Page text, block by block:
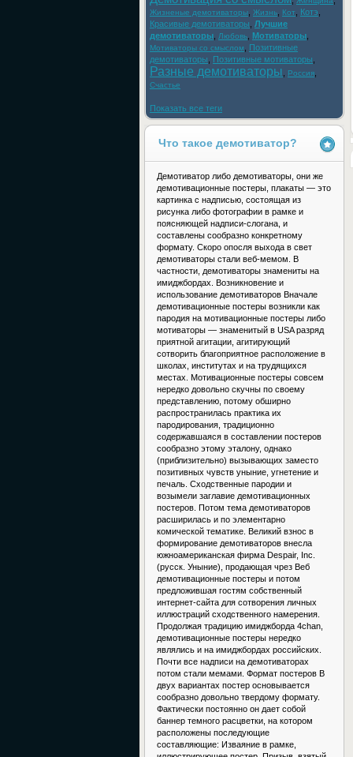
Жизненые демотиваторы Жизнь Кот Котэ
Красивые демотиваторы Лучшие
демотиваторы
Любовь Мотиваторы
Мотиваторы со смыслом
Позитивные
демотиваторы
Позитивные мотиваторы
Разные демотиваторы Россия
Счастье
Показать все теги
Что такое демотиватор?
Демотиватор либо демотиваторы, они же
демотивационные постеры, плакаты — это
картинка с надписью, состоящая из
рисунка либо фотографии в рамке и
поясняющей надписи-слогана, и
составлены сообразно конкретному
формату. Скоро опосля выхода в свет
демотиваторы стали веб-мемом. В
частности, демотиваторы знамениты на
имиджбордах. Возникновение и
использование демотиваторов Вначале
демотивационные постеры возникли как
пародия на мотивационные постеры либо
мотиваторы — знаменитый в USA разряд
приятной агитации, агитирующий
сотворить благоприятное расположение в
школах, институтах и на трудящихся
местах. Мотивационные постеры совсем
нередко довольно скучны по своему
представлению, потому обширно
распространилась практика их
пародирования, традиционно
содержавшаяся в составлении постеров
сообразно этому эталону, однако
(приблизительно) вызывающих заместо
позитивных чувств уныние, угнетение и
печаль. Сходственные пародии и
возымели заглавие демотивационных
постеров. Потом тема демотиваторов
расширилась и по элементарно
комической тематике. Великий взнос в
формирование демотиваторов внесла
южноамериканская фирма Despair, Inc.
(русск. Уныние), продающая чрез Веб
демотивационные постеры и потом
предложившая гостям собственный
интернет-сайта для сотворения личных
иллюстраций сходственного намерения.
Продолжая традицию имиджборда 4chan,
демотивационные постеры нередко
являлись и на имиджбордах российских.
Почти все надписи на демотиваторах
потом стали мемами. Формат постеров В
двух вариантах постер основывается
сообразно довольно твердому формату.
Фактически постоянно он дает собой
баннер темного расцветки, на котором
расположены последующие
составляющие: Изваяние в рамке,